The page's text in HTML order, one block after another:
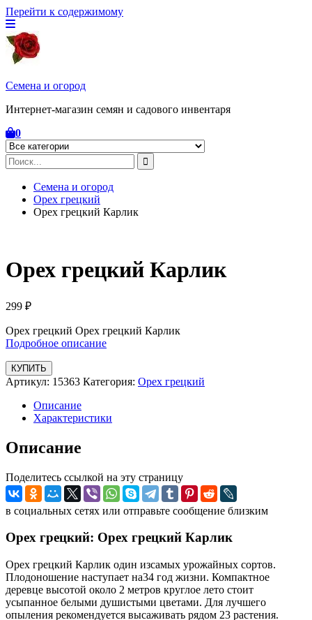
Перейти к содержимому
Семена и огород
Интернет-магазин семян и садового инвентаря
0
Семена и огород
Орех грецкий
Орех грецкий Карлик
Орех грецкий Карлик
299 ₽
Орех грецкий Орех грецкий Карлик
Подробное описание
КУПИТЬ
Артикул: 15363 Категория: Орех грецкий
Описание
Характеристики
Описание
Поделитесь ссылкой на эту страницу
в социальных сетях или отправьте сообщение близким
Орех грецкий: Орех грецкий Карлик
Орех грецкий Карлик один изсамых урожайных сортов.
Плодоношение наступает на34 год жизни. Компактное
деревце высотой около 2 метров круглое лето стоит
усыпанное белыми душистыми цветами. Для лучшего
опыления рекомендуется высаживать рядом 23 растения.